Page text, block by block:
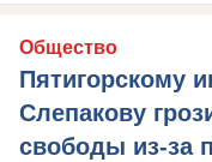
Общество
Пятигорскому
Слепакову
свободы из-за